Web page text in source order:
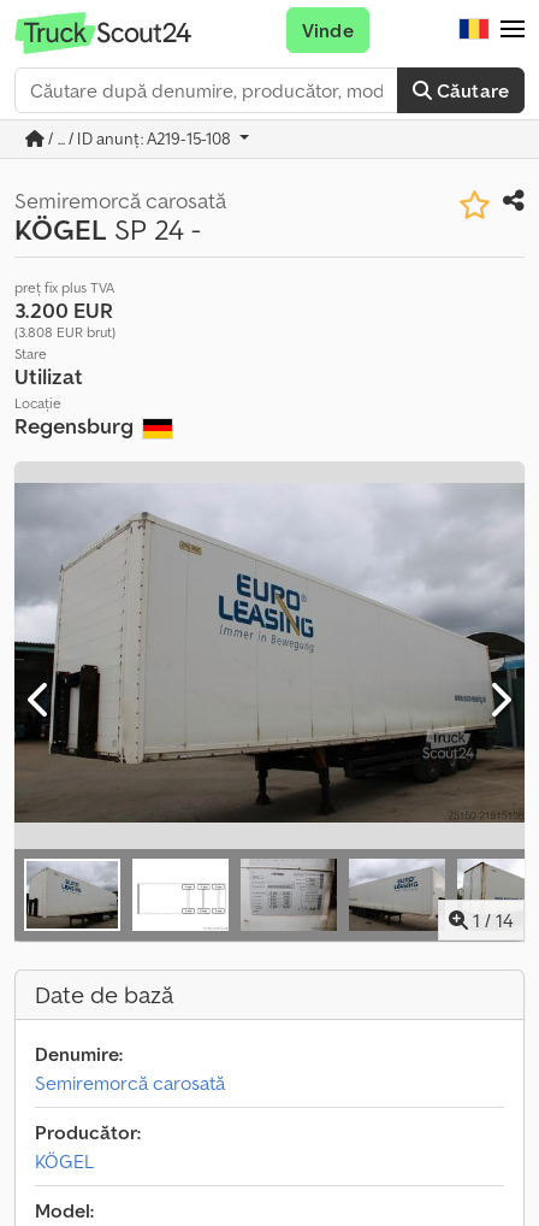
Căutare
Vinde
/ ... / ID anunț: A219-15-108
Semiremorcă carosată
KÖGEL SP 24 -
preț fix plus TVA
3.200 EUR
(3.808 EUR brut)
Stare
Utilizat
Locație
Regensburg
1 / 14
Date de bază
Denumire:
Semiremorcă carosată
Producător:
KÖGEL
Model: